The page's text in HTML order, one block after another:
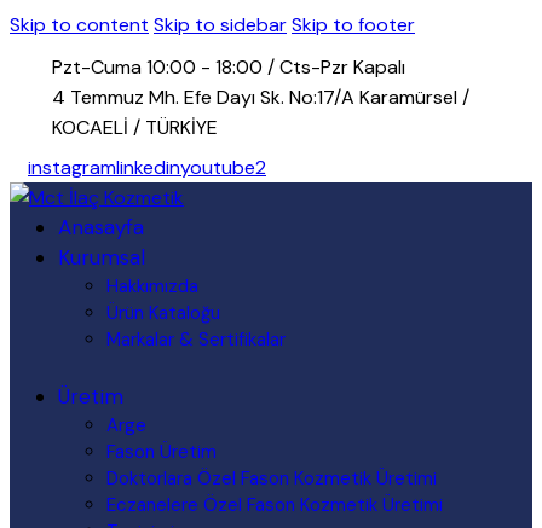
Skip to content Skip to sidebarSkip to footer
Pzt-Cuma 10:00 - 18:00 / Cts-Pzr Kapalı
4 Temmuz Mh. Efe Dayı Sk. No:17/A Karamürsel /
KOCAELİ / TÜRKİYE
instagramlinkedinyoutube2
Anasayfa
Kurumsal
Hakkımızda
Ürün Kataloğu
Markalar & Sertifikalar
Üretim
Arge
Fason Üretim
Doktorlara Özel Fason Kozmetik Üretimi
Eczanelere Özel Fason Kozmetik Üretimi